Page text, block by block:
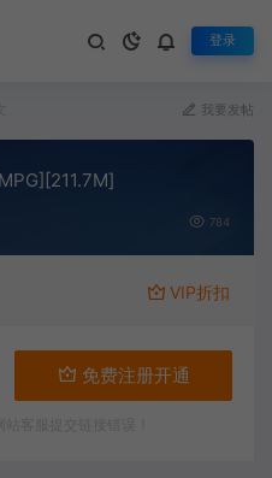
登录
我要发帖
784
VIP折扣
免费注册开通